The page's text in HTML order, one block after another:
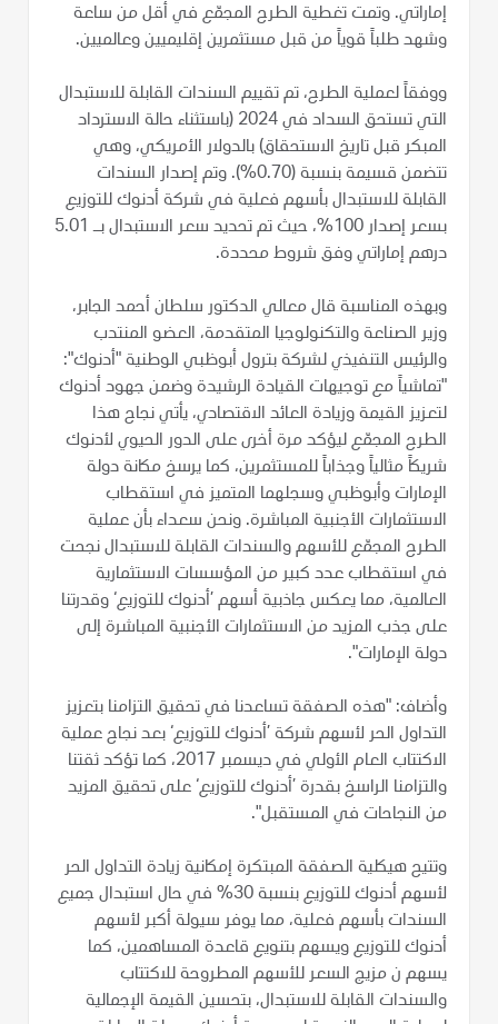
إماراتي. وتمت تغطية الطرح المجمّع في أقل من ساعة
وشهد طلباً قوياً من قبل مستثمرين إقليميين وعالميين.
ووفقاً لعملية الطرح، تم تقييم السندات القابلة للاستبدال
التي تستحق السداد في 2024 (باستثناء حالة الاسترداد
المبكر قبل تاريخ الاستحقاق) بالدولار الأمريكي، وهي
تتضمن قسيمة بنسبة (0.70%). وتم إصدار السندات
القابلة للاستبدال بأسهم فعلية في شركة أدنوك للتوزيع
بسعر إصدار 100%، حيث تم تحديد سعر الاستبدال بـ 5.01
درهم إماراتي وفق شروط محددة.
وبهذه المناسبة قال معالي الدكتور سلطان أحمد الجابر،
وزير الصناعة والتكنولوجيا المتقدمة، العضو المنتدب
والرئيس التنفيذي لشركة بترول أبوظبي الوطنية "أدنوك":
"تماشياً مع توجيهات القيادة الرشيدة وضمن جهود أدنوك
لتعزيز القيمة وزيادة العائد الاقتصادي، يأتي نجاح هذا
الطرح المجمّع ليؤكد مرة أخرى على الدور الحيوي لأدنوك
شريكاً مثالياً وجذاباً للمستثمرين، كما يرسخ مكانة دولة
الإمارات وأبوظبي وسجلهما المتميز في استقطاب
الاستثمارات الأجنبية المباشرة. ونحن سعداء بأن عملية
الطرح المجمّع للأسهم والسندات القابلة للاستبدال نجحت
في استقطاب عدد كبير من المؤسسات الاستثمارية
العالمية، مما يعكس جاذبية أسهم ’أدنوك للتوزيع‘ وقدرتنا
على جذب المزيد من الاستثمارات الأجنبية المباشرة إلى
دولة الإمارات".
وأضاف: "هذه الصفقة تساعدنا في تحقيق التزامنا بتعزيز
التداول الحر لأسهم شركة ’أدنوك للتوزيع‘ بعد نجاح عملية
الاكتتاب العام الأولي في ديسمبر 2017، كما تؤكد ثقتنا
والتزامنا الراسخ بقدرة ’أدنوك للتوزيع‘ على تحقيق المزيد
من النجاحات في المستقبل".
وتتيح هيكلية الصفقة المبتكرة إمكانية زيادة التداول الحر
لأسهم أدنوك للتوزيع بنسبة 30% في حال استبدال جميع
السندات بأسهم فعلية، مما يوفر سيولة أكبر لأسهم
أدنوك للتوزيع ويسهم بتنويع قاعدة المساهمين، كما
يسهم ن مزيج السعر للأسهم المطروحة للاكتتاب
والسندات القابلة للاستبدال، بتحسين القيمة الإجمالية